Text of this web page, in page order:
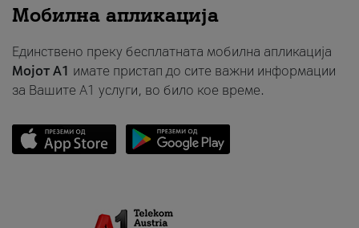
Мобилна апликација
Единствено преку бесплатната мобилна апликација
Мојот A1 имате пристап до сите важни информации
за Вашите A1 услуги, во било кое време.